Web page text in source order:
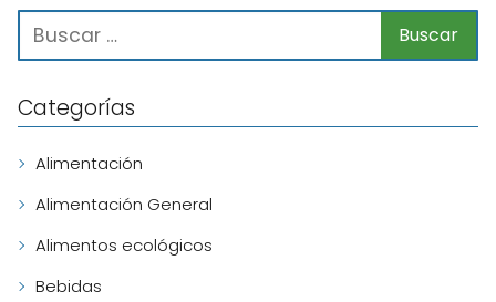
Categorías
Alimentación
Alimentación General
Alimentos ecológicos
Bebidas